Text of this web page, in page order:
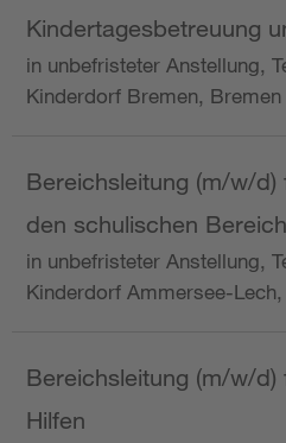
Kindertagesbetreuung
in unbefristeter Anstellung,
Kinderdorf Bremen, Bremen
Bereichsleitung (m/w/d)
den schulischen Bereich
in unbefristeter Anstellung,
Kinderdorf Ammersee-
Bereichsleitung (m/w/
Hilfen